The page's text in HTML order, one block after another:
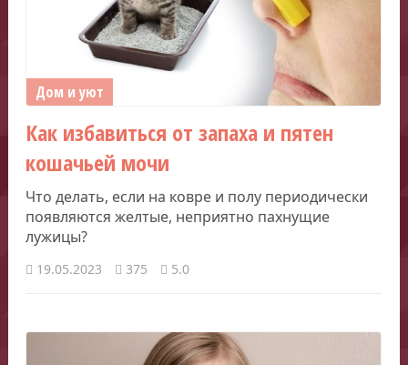
Дом и уют
Как избавиться от запаха и пятен
кошачьей мочи
Что делать, если на ковре и полу периодически
появляются желтые, неприятно пахнущие
лужицы?
19.05.2023 375 5.0